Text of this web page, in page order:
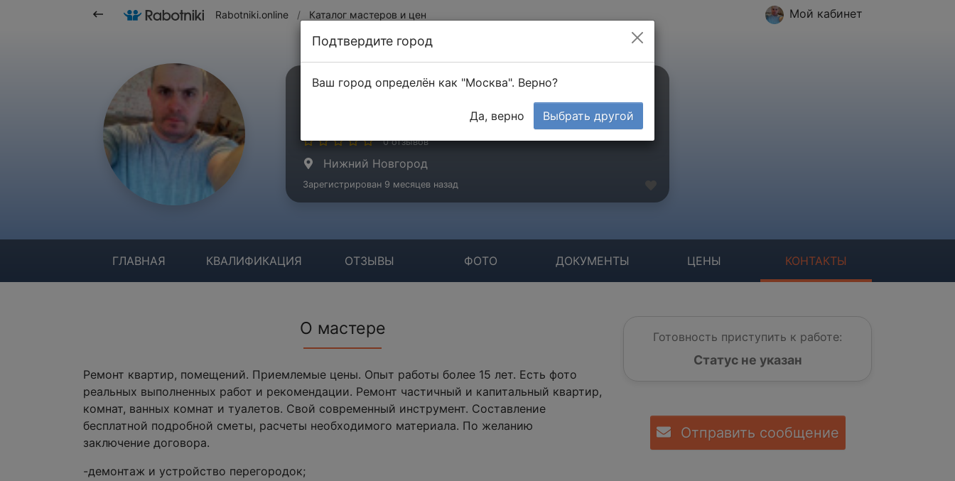
Rabotniki.online / Каталог мастеров и цен Мой кабинет
Чебурков Константин
0 отзывов
Нижний Новгород
Зарегистрирован 9 месяцев назад
ГЛАВНАЯ КВАЛИФИКАЦИЯ ОТЗЫВЫ ФОТО ДОКУМЕНТЫ ЦЕНЫ КОНТАКТЫ
О мастере
Ремонт квартир, помещений. Приемлемые цены. Опыт работы более 15 лет. Есть фото
реальных выполненных работ и рекомендации. Ремонт частичный и капитальный квартир,
комнат, ванных комнат и туалетов. Свой современный инструмент. Cоставление
бесплатной подробной сметы, расчеты необходимого материала. По желанию
заключение договора.
-демонтаж и устройство перегородок;
Готовность приступить к работе:
Статус не указан
Отправить сообщение
Подтвердите город
Ваш город определён как "Москва". Верно?
Да, верно Выбрать другой